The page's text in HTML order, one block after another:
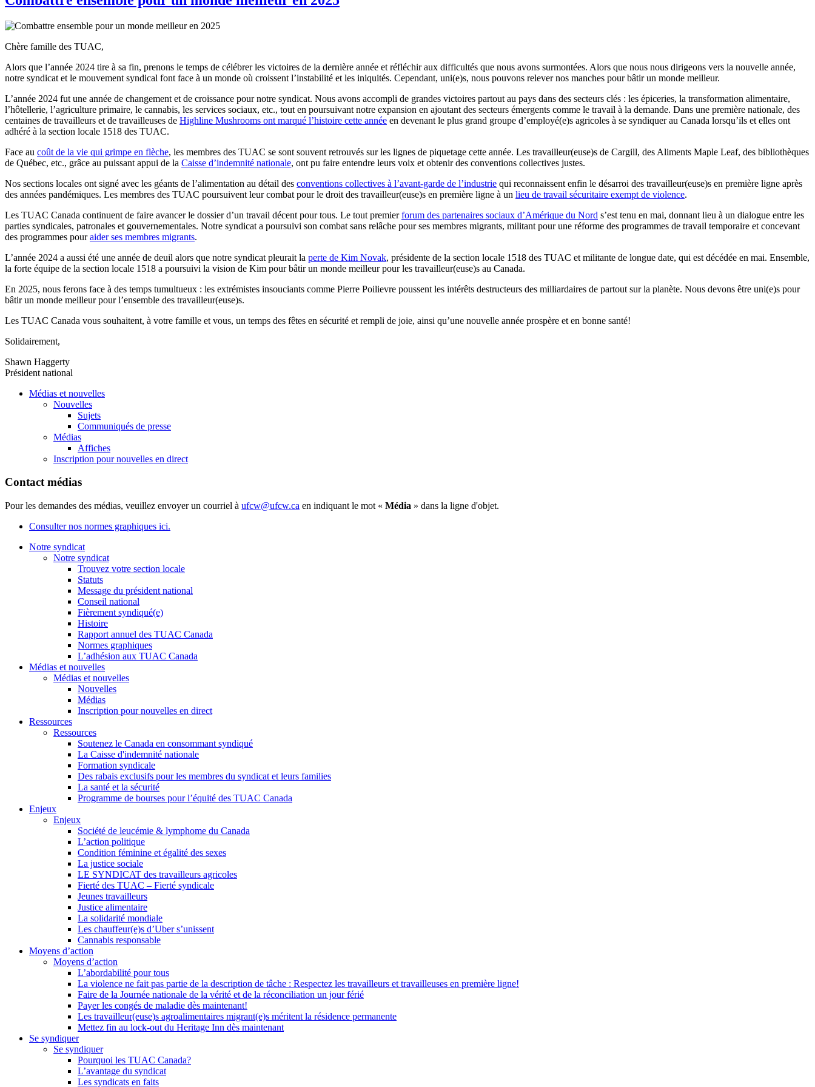
Chère famille des TUAC,
Alors que l’année 2024 tire à sa fin, prenons le temps de célébrer les victoires de la dernière année et réfléchir aux difficultés que nous avons surmontées. Alors que nous nous dirigeons vers la nouvelle année,
notre syndicat et le mouvement syndical font face à un monde où croissent l’instabilité et les iniquités. Cependant, uni(e)s, nous pouvons relever nos manches pour bâtir un monde meilleur.
L’année 2024 fut une année de changement et de croissance pour notre syndicat. Nous avons accompli de grandes victoires partout au pays dans des secteurs clés : les épiceries, la transformation alimentaire,
l’hôtellerie, l’agriculture primaire, le cannabis, les services sociaux, etc., tout en poursuivant notre expansion en ajoutant des secteurs émergents comme le travail à la demande. Dans une première nationale, des
centaines de travailleurs et de travailleuses de Highline Mushrooms ont marqué l’histoire cette année en devenant le plus grand groupe d’employé(e)s agricoles à se syndiquer au Canada lorsqu’ils et elles ont
adhéré à la section locale 1518 des TUAC.
Face au coût de la vie qui grimpe en flèche, les membres des TUAC se sont souvent retrouvés sur les lignes de piquetage cette année. Les travailleur(euse)s de Cargill, des Aliments Maple Leaf, des bibliothèques
de Québec, etc., grâce au puissant appui de la Caisse d’indemnité nationale, ont pu faire entendre leurs voix et obtenir des conventions collectives justes.
Nos sections locales ont signé avec les géants de l’alimentation au détail des conventions collectives à l’avant-garde de l’industrie qui reconnaissent enfin le désarroi des travailleur(euse)s en première ligne après
des années pandémiques. Les membres des TUAC poursuivent leur combat pour le droit des travailleur(euse)s en première ligne à un lieu de travail sécuritaire exempt de violence.
Les TUAC Canada continuent de faire avancer le dossier d’un travail décent pour tous. Le tout premierforum des partenaires sociaux d’Amérique du Nord s’est tenu en mai, donnant lieu à un dialogue entre les
parties syndicales, patronales et gouvernementales. Notre syndicat a poursuivi son combat sans relâche pour ses membres migrants, militant pour une réforme des programmes de travail temporaire et concevant
des programmes pouraider ses membres migrants.
L’année 2024 a aussi été une année de deuil alors que notre syndicat pleurait la perte de Kim Novak, présidente de la section locale 1518 des TUAC et militante de longue date, qui est décédée en mai. Ensemble,
la forte équipe de la section locale 1518 a poursuivi la vision de Kim pour bâtir un monde meilleur pour les travailleur(euse)s au Canada.
En 2025, nous ferons face à des temps tumultueux : les extrémistes insouciants comme Pierre Poilievre poussent les intérêts destructeurs des milliardaires de partout sur la planète. Nous devons être uni(e)s pour
bâtir un monde meilleur pour l’ensemble des travailleur(euse)s.
Les TUAC Canada vous souhaitent, à votre famille et vous, un temps des fêtes en sécurité et rempli de joie, ainsi qu’une nouvelle année prospère et en bonne santé!
Solidairement,
Shawn Haggerty
Président national
Médias et nouvelles
Nouvelles
Sujets
Communiqués de presse
Médias
Affiches
Inscription pour nouvelles en direct
Contact médias
Pour les demandes des médias, veuillez envoyer un courriel à ufcw@ufcw.ca en indiquant le mot « Média » dans la ligne d'objet.
Consulter nos normes graphiques ici.
Notre syndicat
Notre syndicat
Trouvez votre section locale
Statuts
Message du président national
Conseil national
Fièrement syndiqué(e)
Histoire
Rapport annuel des TUAC Canada
Normes graphiques
L’adhésion aux TUAC Canada
Médias et nouvelles
Médias et nouvelles
Nouvelles
Médias
Inscription pour nouvelles en direct
Ressources
Ressources
Soutenez le Canada en consommant syndiqué
La Caisse d'indemnité nationale
Formation syndicale
Des rabais exclusifs pour les membres du syndicat et leurs families
La santé et la sécurité
Programme de bourses pour l’équité des TUAC Canada
Enjeux
Enjeux
Société de leucémie & lymphome du Canada
L’action politique
Condition féminine et égalité des sexes
La justice sociale
LE SYNDICAT des travailleurs agricoles
Fierté des TUAC – Fierté syndicale
Jeunes travailleurs
Justice alimentaire
La solidarité mondiale
Les chauffeur(e)s d’Uber s’unissent
Cannabis responsable
Moyens d’action
Moyens d’action
L’abordabilité pour tous
La violence ne fait pas partie de la description de tâche : Respectez les travailleurs et travailleuses en première ligne!
Faire de la Journée nationale de la vérité et de la réconciliation un jour férié
Payer les congés de maladie dès maintenant!
Les travailleur(euse)s agroalimentaires migrant(e)s méritent la résidence permanente
Mettez fin au lock-out du Heritage Inn dès maintenant
Se syndiquer
Se syndiquer
Pourquoi les TUAC Canada?
L’avantage du syndicat
Les syndicats en faits